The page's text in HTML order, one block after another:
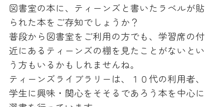
図書室の本に、ティーンズと書いたラベルが貼
られた本をご存知でしょうか？
普段から図書室をご利用の方でも、学習席の付
近にあるティーンズの棚を見たことがないとい
う方もいるかもしれませんね。
ティーンズライブラリーは、１０代の利用者、
学生に興味・関心をそそるであろう本を中心に